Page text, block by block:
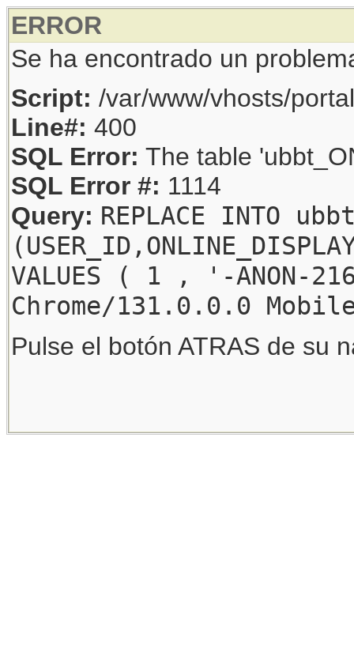
ERROR
Se ha encontrado un
Script: /var/www/vhosts/
Line#: 400
SQL Error: The table
SQL Error #: 1114
Query: REPLACE INTO
VALUES ( 1 , '-
Chrome/131.0.0.0
Pulse el botón ATRAS de su